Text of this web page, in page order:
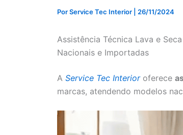
PorService Tec Interior 26/11/2024
Assistência Técnica Lava e
Nacionais e Importadas
A Service Tec Interioroferece
marcas, atendendo modelos